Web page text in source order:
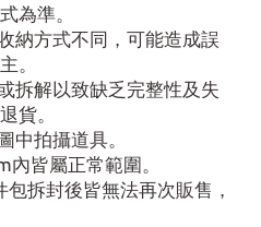
為準。
納方式不同，可能造成誤
。
拆解以致缺乏完整性及失
貨。
中拍攝道具。
皆屬正常範圍。
拆封後皆無法再次販售，